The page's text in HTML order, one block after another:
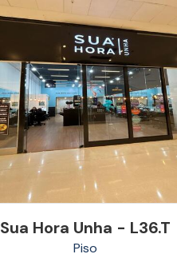
Sua Hora Unha - L36.t
Piso